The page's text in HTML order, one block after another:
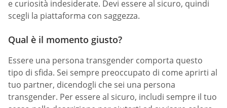
e curiosità indesiderate. Devi essere al sicuro, quindi
scegli la piattaforma con saggezza.
Qual è il momento giusto?
Essere una persona transgender comporta questo
tipo di sfida. Sei sempre preoccupato di come aprirti al
tuo partner, dicendogli che sei una persona
transgender. Per essere al sicuro, includi sempre il tuo